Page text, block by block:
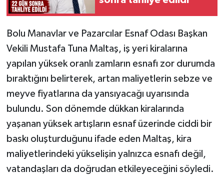
Bolu Manavlar ve Pazarcılar Esnaf Odası Başkan
Vekili Mustafa Tuna Maltaş, iş yeri kiralarına
yapılan yüksek oranlı zamların esnafı zor durumda
bıraktığını belirterek, artan maliyetlerin sebze ve
meyve fiyatlarına da yansıyacağı uyarısında
bulundu. Son dönemde dükkan kiralarında
yaşanan yüksek artışların esnaf üzerinde ciddi bir
baskı oluşturduğunu ifade eden Maltaş, kira
maliyetlerindeki yükselişin yalnızca esnafı değil,
vatandaşları da doğrudan etkileyeceğini söyledi.